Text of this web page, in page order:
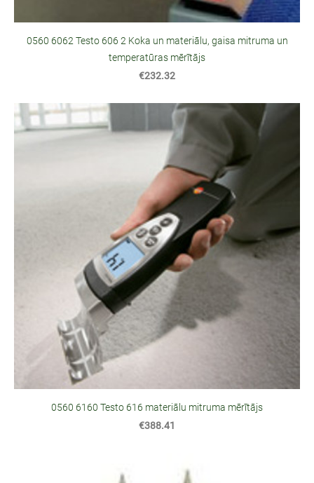
0560 6062 Testo 606 2 Koka un materiālu, gaisa mitruma un
temperatūras mērītājs
€232.32
0560 6160 Testo 616 materiālu mitruma mērītājs
€388.41